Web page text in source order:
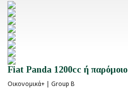
Fiat Panda 1200cc ή παρόμοιο
Οικονομικά+ | Group B